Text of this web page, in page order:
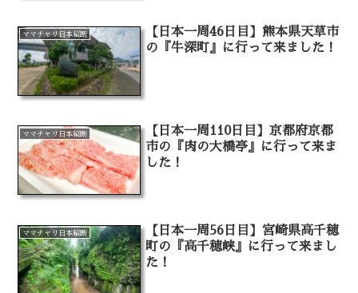
ママチャリ日本縦断
【日本一周46日目】熊本県天草市
の『牛深町』に行って来ました！
ママチャリ日本縦断
【日本一周110日目】京都府京都
市の『肉の大橋亭』に行って来ま
した！
ママチャリ日本縦断
【日本一周56日目】宮崎県高千穂
町の『高千穂峡』に行って来まし
た！